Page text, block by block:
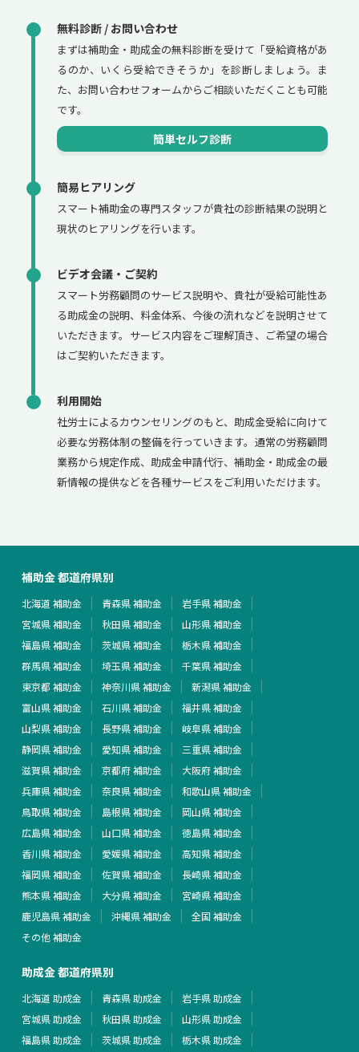
無料診断 / お問い合わせ
まずは補助金・助成金の無料診断を受けて「受給資格があ
るのか、いくら受給できそうか」を診断しましょう。ま
た、お問い合わせフォームからご相談いただくことも可能
です。
簡単セルフ診断
簡易ヒアリング
スマート補助金の専門スタッフが貴社の診断結果の説明と
現状のヒアリングを行います。
ビデオ会議・ご契約
スマート労務顧問のサービス説明や、貴社が受給可能性あ
る助成金の説明、料金体系、今後の流れなどを説明させて
いただきます。サービス内容をご理解頂き、ご希望の場合
はご契約いただきます。
利用開始
社労士によるカウンセリングのもと、助成金受給に向けて
必要な労務体制の整備を行っていきます。通常の労務顧問
業務から規定作成、助成金申請代行、補助金・助成金の最
新情報の提供などを各種サービスをご利用いただけます。
補助金 都道府県別
北海道 補助金 青森県 補助金
岩手県 補助金
宮城県 補助金
秋田県 補助金
山形県 補助金
福島県 補助金
茨城県 補助金
栃木県 補助金
群馬県 補助金
埼玉県 補助金
千葉県 補助金
東京都 補助金
神奈川県 補助金
新潟県 補助金
富山県 補助金
石川県 補助金
福井県 補助金
山梨県 補助金
長野県 補助金
岐阜県 補助金
静岡県 補助金
愛知県 補助金
三重県 補助金
滋賀県 補助金
京都府 補助金
大阪府 補助金
兵庫県 補助金
奈良県 補助金
和歌山県 補助金
鳥取県 補助金
島根県 補助金
岡山県 補助金
広島県 補助金
山口県 補助金
徳島県 補助金
香川県 補助金
愛媛県 補助金
高知県 補助金
福岡県 補助金
佐賀県 補助金
長崎県 補助金
熊本県 補助金
大分県 補助金
宮崎県 補助金
鹿児島県 補助金
沖縄県 補助金
全国 補助金
その他 補助金
助成金 都道府県別
北海道 助成金 青森県 助成金
岩手県 助成金
宮城県 助成金
秋田県 助成金
山形県 助成金
福島県 助成金
茨城県 助成金
栃木県 助成金